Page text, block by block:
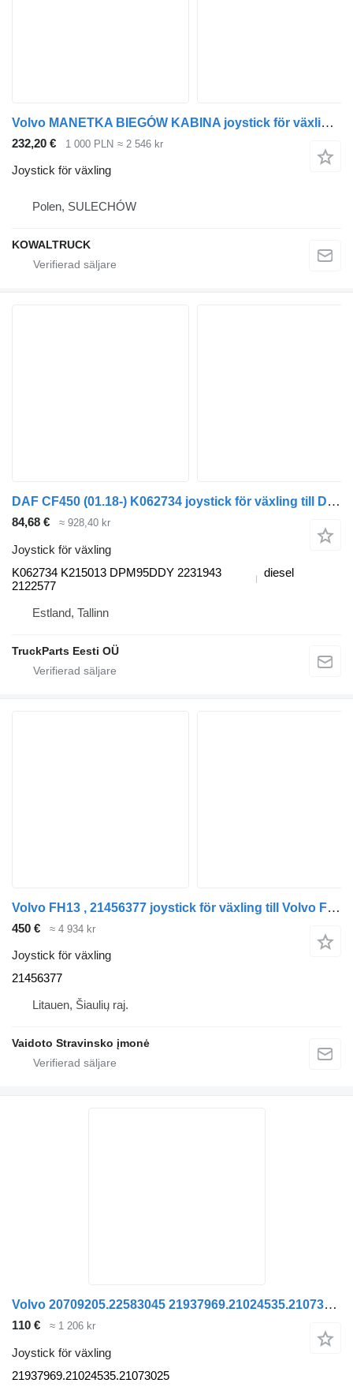
Volvo MANETKA BIEGÓW KABINA joystick för växling till Volvo FH 4 dragbil
232,20 € 1 000 PLN ≈ 2 546 kr
Joystick för växling
Polen, SULECHÓW
KOWALTRUCK
DAF CF450 (01.18-) K062734 joystick för växling till DAF CF450, CF460 (2017-) dragbil
84,68 € ≈ 928,40 kr
Joystick för växling
K062734 K215013 DPM95DDY 2231943
2122577
diesel
Estland, Tallinn
TruckParts Eesti OÜ
Volvo FH13 , 21456377 joystick för växling till Volvo FH13 , 21456377 lastbil
450 € ≈ 4 934 kr
Joystick för växling
21456377
Litauen, Šiaulių raj.
Vaidoto Stravinsko įmonė
Volvo 20709205.22583045 21937969.21024535.21073025 joystick för växling till Volvo FH.FM lastbil
110 € ≈ 1 206 kr
Joystick för växling
21937969.21024535.21073025